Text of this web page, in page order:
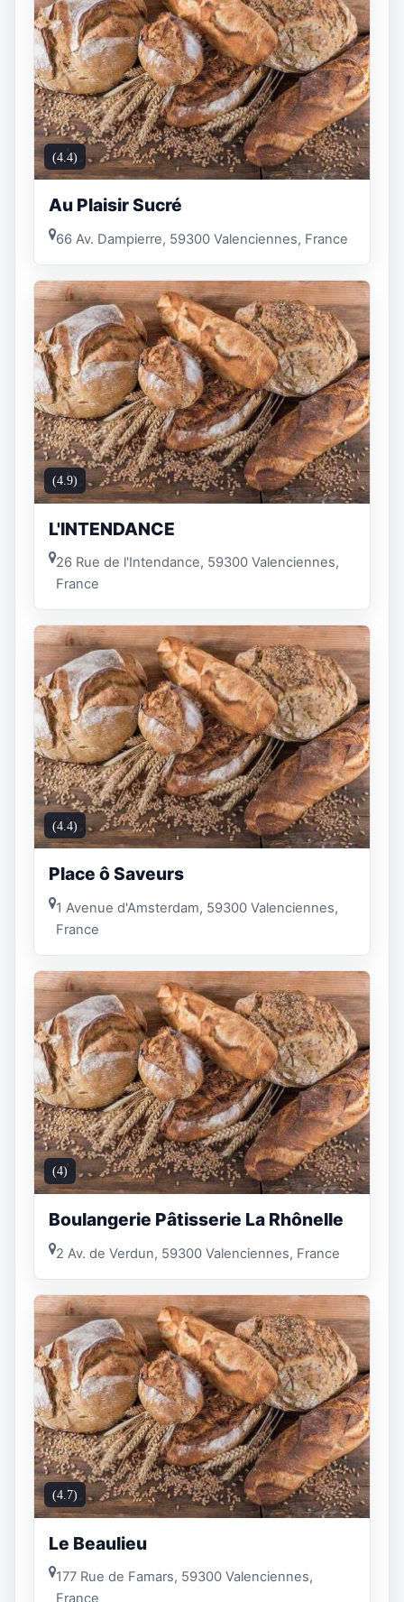
(4.4)
Au Plaisir Sucré
66 Av. Dampierre, 59300 Valenciennes, France
(4.9)
L'INTENDANCE
26 Rue de l'Intendance, 59300 Valenciennes,
France
(4.4)
Place ô Saveurs
1 Avenue d'Amsterdam, 59300 Valenciennes,
France
(4)
Boulangerie Pâtisserie La Rhônelle
2 Av. de Verdun, 59300 Valenciennes, France
(4.7)
Le Beaulieu
177 Rue de Famars, 59300 Valenciennes,
France